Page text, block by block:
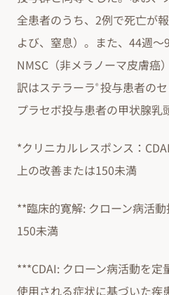
全患者のうち、2例で死亡が
よび、窒息）。また、44週
NMSC（非メラノーマ皮膚癌
訳はステラーラ®投与患者の
プラセボ投与患者の甲状腺乳
*クリニカルレスポンス：
上の改善または150未満
**臨床的寛解: クローン病活
150未満
***CDAI: クローン病活動を
使用される症状に基づいた疾